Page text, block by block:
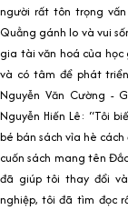
người rất tôn trọng
Quẳng gánh lo và vui
gia tài văn hoá của
và có tâm để phát
Nguyễn Văn Cường -
Nguyễn Hiến Lê: “Tôi
bé bán sách vỉa hè
cuốn sách mang tên
đã giúp tôi thay đổi
nghiệp, tôi đã tìm đọc